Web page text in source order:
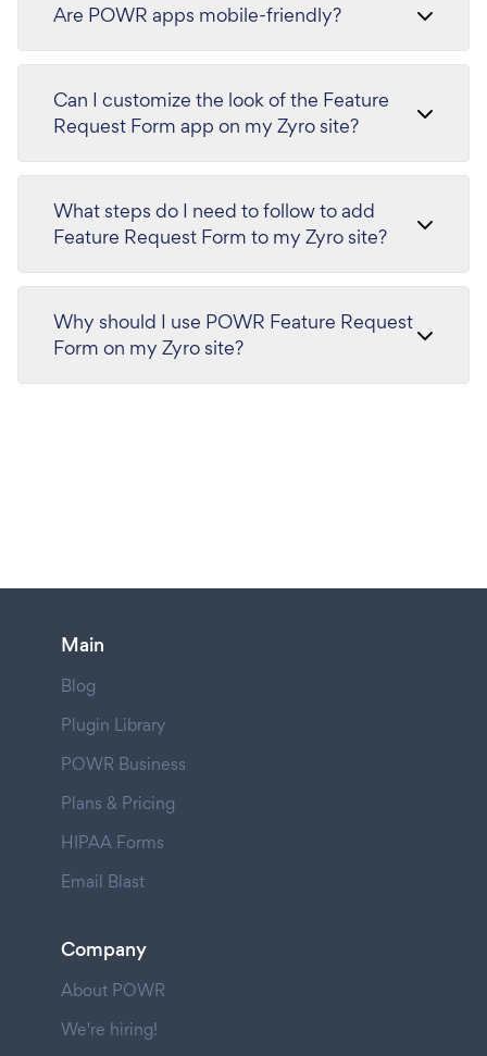
Are POWR apps mobile-friendly?
Can I customize the look of the Feature
Request Form app on my Zyro site?
What steps do I need to follow to add
Feature Request Form to my Zyro site?
Why should I use POWR Feature Request
Form on my Zyro site?
Main
Blog
Plugin Library
POWR Business
Plans & Pricing
HIPAA Forms
Email Blast
Company
About POWR
We're hiring!